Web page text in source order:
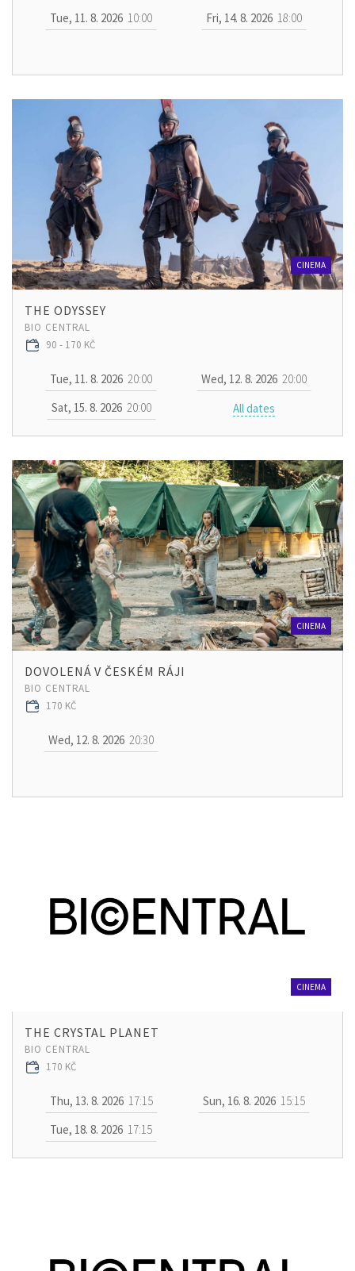
Tue, 11. 8. 2026 10:00 Fri, 14. 8. 2026 18:00
CINEMA
THE ODYSSEY
BIO CENTRAL
90 - 170 KČ
Tue, 11. 8. 2026 20:00 Wed, 12. 8. 2026 20:00
Sat, 15. 8. 2026 20:00 All dates
CINEMA
DOVOLENÁ V ČESKÉM RÁJI
BIO CENTRAL
170 KČ
Wed, 12. 8. 2026 20:30
CINEMA
THE CRYSTAL PLANET
BIO CENTRAL
170 KČ
Thu, 13. 8. 2026 17:15 Sun, 16. 8. 2026 15:15
Tue, 18. 8. 2026 17:15